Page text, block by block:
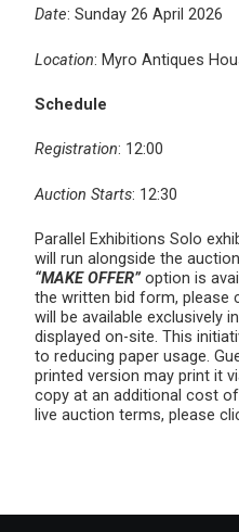
Date: Sunday 26 April 2026
Location: Myro Antiques
Schedule
Registration: 12:00
Auction Starts: 12:30
Parallel Exhibitions Solo
will run alongside the
“MAKE OFFER”option is
the written bid form, please
will be available exclusively
displayed on-site. This
to reducing paper usage.
printed version may print it
copy at an additional cost
live auction terms, please